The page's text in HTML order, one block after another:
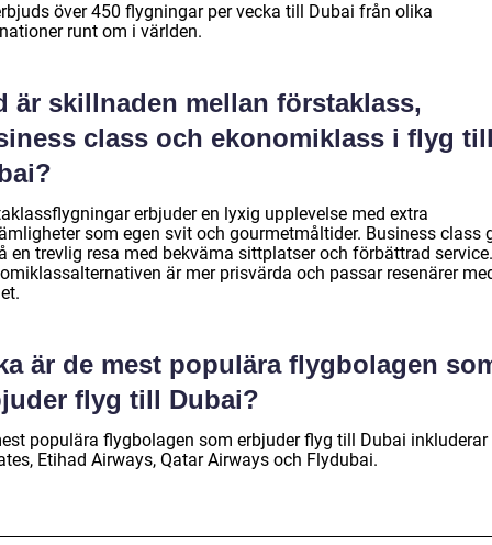
över 450 flygningar per vecka till Dubai från olika
runt om i världen.
är skillnaden mellan förstaklass,
class och ekonomiklass i flyg
erbjuder en lyxig upplevelse med extra
som egen svit och gourmetmåltider. Business class
en trevlig resa med bekväma sittplatser och förbättrad service.
är mer prisvärda och passar resenärer
är de mest populära flygbolagen
flyg till Dubai?
populära flygbolagen som erbjuder flyg till Dubai inkluderar
Etihad Airways, Qatar Airways och Flydubai.